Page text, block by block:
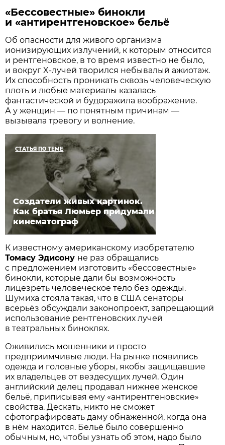
«Бессовестные» бинокли
и «антирентгеновское» бельё
Об опасности для живого организма
ионизирующих излучений, к которым относится
и рентгеновское, в то время известно не было,
и вокруг X-лучей творился небывалый ажиотаж.
Их способность проникать сквозь человеческую
плоть и любые материалы казалась
фантастической и будоражила воображение.
А у женщин — по понятным причинам —
вызывала тревогу и волнение.
СТАТЬЯ ПО ТЕМЕ
Создатели живых картинок.
Как братья Люмьер придумали
кинематограф
К известному американскому изобретателю
Томасу Эдисону не раз обращались
с предложением изготовить «бессовестные»
бинокли, которые дали бы возможность
лицезреть человеческое тело без одежды.
Шумиха стояла такая, что в США сенаторы
всерьёз обсуждали законопроект, запрещающий
использование рентгеновских лучей
в театральных биноклях.
Оживились мошенники и просто
предприимчивые люди. На рынке появились
одежда и головные уборы, якобы защищавшие
их владельцев от вездесущих лучей. Один
английский делец продавал нижнее женское
бельё, приписывая ему «антирентгеновские»
свойства. Дескать, никто не сможет
сфотографировать даму обнажённой, когда она
в нём находится. Бельё было совершенно
обычным, но, чтобы узнать об этом, надо было